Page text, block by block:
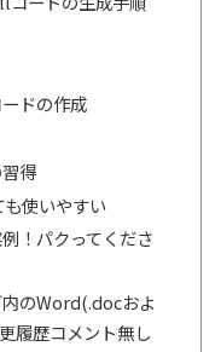
ドの作成
得
使いやすい
！パクってくださ
のWord(.docおよ
履歴コメント無し